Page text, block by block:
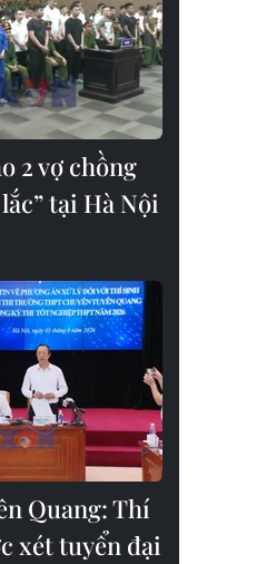
2 vợ chồng
tại Hà Nội
Quang: Thí
xét tuyển đại